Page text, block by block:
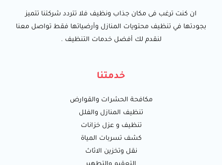
ان كنت ترغب فى مكان جذاب ونظيف فلا تتردد شركتنا تتميز
بجودتها في تنظيف محتويات المنازل وأرضياتها فقط تواصل معنا
لنقدم لك أفضل خدمات التنظيف .
خدمتنا
مكافحة الحشرات والقوارض
تنظيف المنازل والفلل
تنظيف و عزل خزانات
كشف تسربات المياة
نقل وتخزين الاثاث